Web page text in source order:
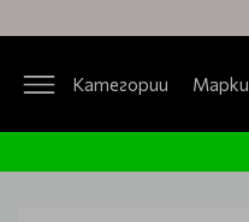
Категории Марки